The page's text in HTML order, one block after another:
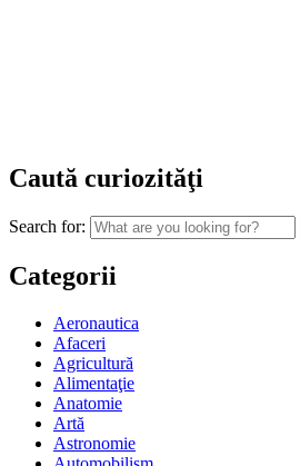
Caută curiozităţi
Search for:
Categorii
Aeronautica
Afaceri
Agricultură
Alimentaţie
Anatomie
Artă
Astronomie